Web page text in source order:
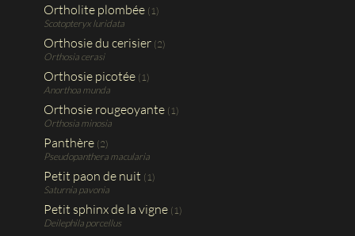
Ortholite plombée (1)
Scotopteryx luridata
Orthosie du cerisier (2)
Orthosia cerasi
Orthosie picotée (1)
Anorthoa munda
Orthosie rougeoyante (1)
Orthosia minosia
Panthère (2)
Pseudopanthera macularia
Petit paon de nuit (1)
Saturnia pavonia
Petit sphinx de la vigne (1)
Deilephila porcellus